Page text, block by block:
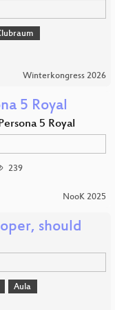
Winterkongress 2026
5 Royal
5 Royal
239
NooK 2025
should
Aula